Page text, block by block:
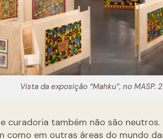
Vista da exposição “Mahku”, no MASP.
curadoria também não são
como em outras áreas do mundo